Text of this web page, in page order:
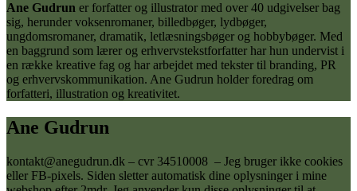
Ane Gudrun er forfatter og illustrator med over 40 udgivelser bag
sig, herunder voksenromaner, billedbøger, lydbøger,
ungdomsromaner, dramatik, letlæsningsbøger og hobbybøger. Med
en baggrund som lærer og erhvervstekstforfatter har hun undervist i
en række kreative fag og har arbejdet med tekster til branding, PR
og erhvervskommunikation. Ane Gudrun holder foredrag om
forfatteri, illustration og kreativitet.
Ane Gudrun
kontakt@anegudrun.dk – cvr 34510008 – Jeg bruger ikke cookies
eller FB-pixels. Siden sletter automatisk dine oplysninger i mine